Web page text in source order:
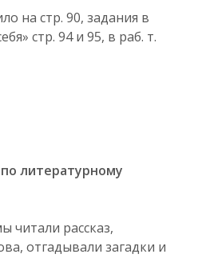
на стр. 90, задания в
стр. 94 и 95, в раб. т.
литературному
читали рассказ,
отгадывали загадки и